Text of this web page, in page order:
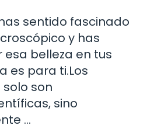
sentido fascinado
y has
belleza en tus
es para ti.Los
son
sino
…